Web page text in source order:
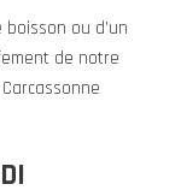
ou d’un
de notre